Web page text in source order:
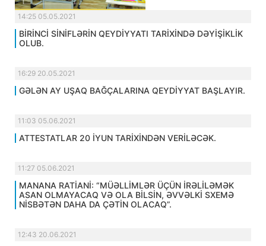
14:25 05.05.2021
BİRİNCİ SİNİFLƏRİN QEYDİYYATI TARİXİNDƏ DƏYİŞİKLİK
OLUB.
16:29 20.05.2021
GƏLƏN AY UŞAQ BAĞÇALARINA QEYDİYYAT BAŞLAYIR.
11:03 05.06.2021
ATTESTATLAR 20 İYUN TARİXİNDƏN VERİLƏCƏK.
11:27 05.06.2021
MANANA RATİANİ: “MÜƏLLİMLƏR ÜÇÜN İRƏLİLƏMƏK
ASAN OLMAYACAQ VƏ OLA BİLSİN, ƏVVƏLKİ SXEMƏ
NİSBƏTƏN DAHA DA ÇƏTİN OLACAQ”.
12:43 20.06.2021